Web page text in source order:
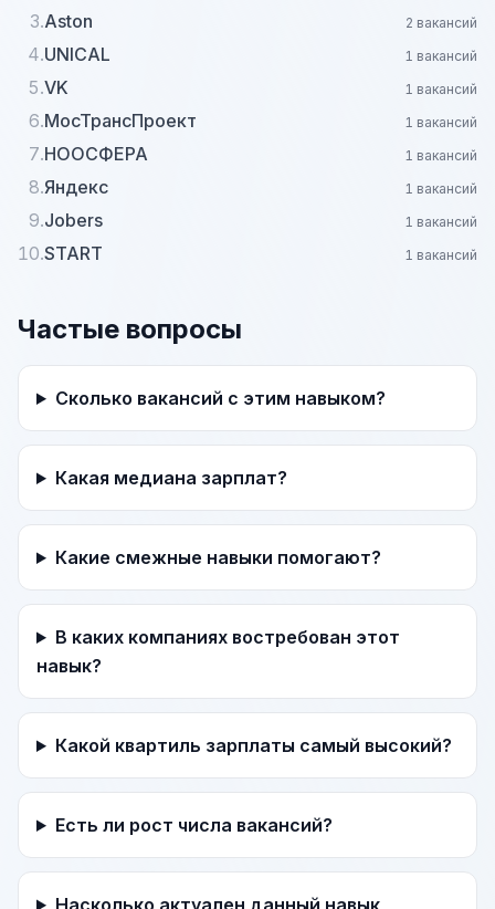
3.Aston 2 вакансий
4.UNICAL 1 вакансий
5.VK 1 вакансий
6.МосТрансПроект 1 вакансий
7.НООСФЕРА 1 вакансий
8.Яндекс 1 вакансий
9.Jobers 1 вакансий
10.START 1 вакансий
Частые вопросы
Сколько вакансий с этим навыком?
Какая медиана зарплат?
Какие смежные навыки помогают?
В каких компаниях востребован этот
навык?
Какой квартиль зарплаты самый высокий?
Есть ли рост числа вакансий?
Насколько актуален данный навык